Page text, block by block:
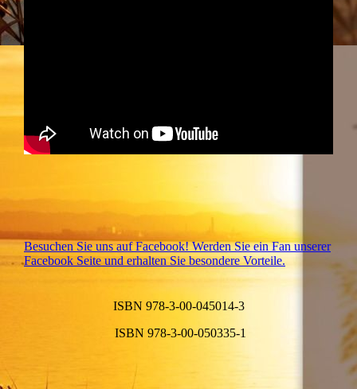
Besuchen Sie uns auf Facebook! Werden Sie ein Fan unserer
Facebook Seite und erhalten Sie besondere Vorteile.
ISBN 978-3-00-045014-3
ISBN 978-3-00-050335-1